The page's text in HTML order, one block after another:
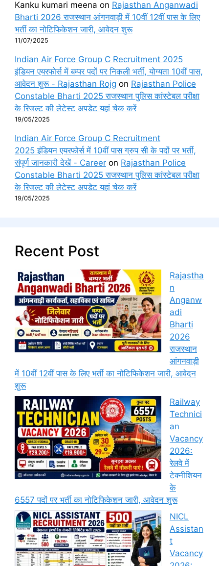
Kanku kumari meena on Rajasthan Anganwadi
Bharti 2026 राजस्थान आंगनवाड़ी में 10वीं 12वीं पास के लिए
भर्ती का नोटिफिकेशन जारी, आवेदन शुरू
11/07/2025
Indian Air Force Group C Recruitment 2025
इंडियन एयरफोर्स में बम्पर पदों पर निकली भर्ती, योग्यता 10वीं पास,
आवेदन शुरू - Rajasthan Rojg on Rajasthan Police
Constable Bharti 2025 राजस्थान पुलिस कांस्टेबल परीक्षा
के रिजल्ट की लेटेस्ट अपडेट यहां चेक करें
19/05/2025
Indian Air Force Group C Recruitment
2025 इंडियन एयरफोर्स में 10वीं पास ग्रुप सी के पदों पर भर्ती,
संपूर्ण जानकारी देखें - Career on Rajasthan Police
Constable Bharti 2025 राजस्थान पुलिस कांस्टेबल परीक्षा
के रिजल्ट की लेटेस्ट अपडेट यहां चेक करें
19/05/2025
Recent Post
Rajastha
n
Anganw
adi
Bharti
2026
राजस्थान
आंगनवाड़ी
में 10वीं 12वीं पास के लिए भर्ती का नोटिफिकेशन जारी, आवेदन
शुरू
Railway
Technici
an
Vacancy
2026:
रेलवे में
टेक्नीशियन
के
6557 पदों पर भर्ती का नोटिफिकेशन जारी, आवेदन शुरू
NICL
Assistan
t
Vacancy